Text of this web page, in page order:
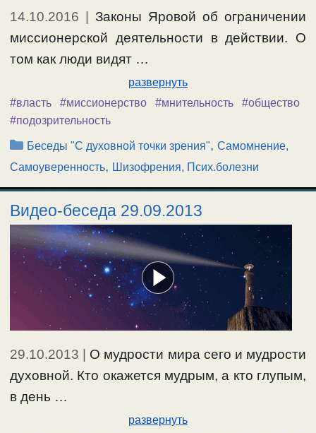
14.10.2016
Законы Яровой об ограничении
миссионерской деятельности в действии. О
том как люди видят …
развернуть
#власть
#миссионерство #мнительность
#общество
#подозрительность
Рубрики
Беседы "С духовной точки зрения",Самомнение,
Самоуверенность, Шизофрения, Псих.болезни
Видео-беседа 29.09.2013
29.10.2013 | О мудрости мира сего и мудрости
духовной. Кто окажется мудрым, а кто глупым,
в день …
развернуть